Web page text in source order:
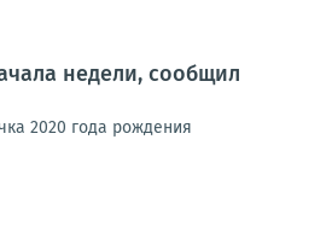
недели, сообщил
2020 года рождения